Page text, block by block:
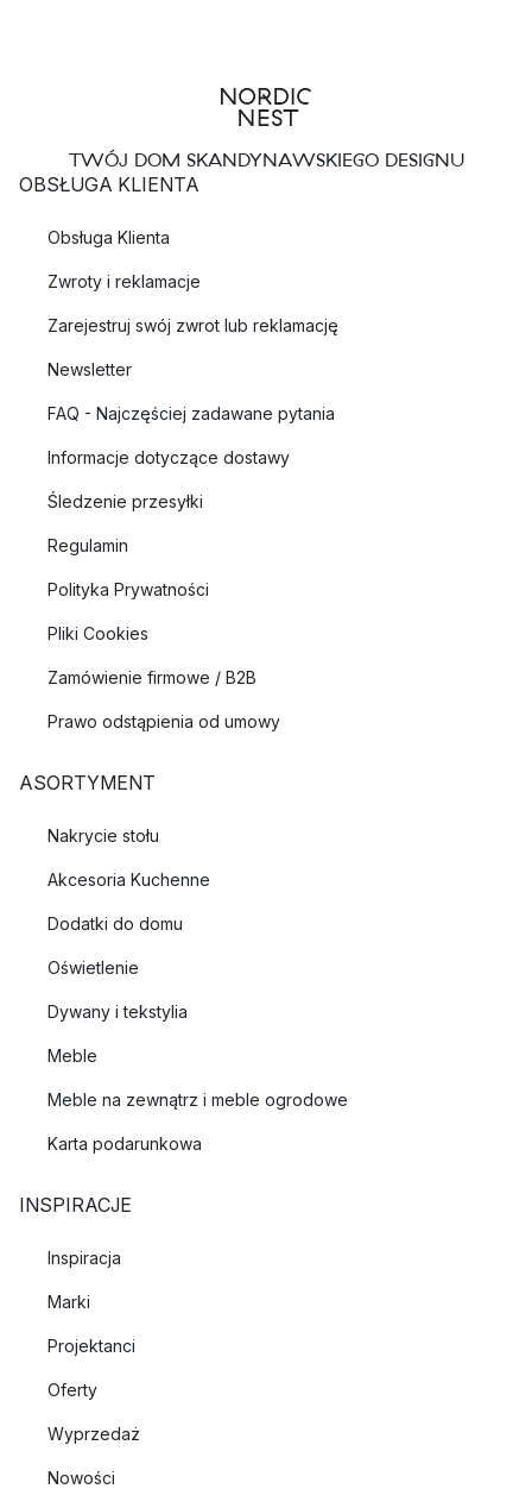
TWÓJ DOM SKANDYNAWSKIEGO DESIGNU
OBSŁUGA KLIENTA
Obsługa Klienta
Zwroty i reklamacje
Zarejestruj swój zwrot lub reklamację
Newsletter
FAQ - Najczęściej zadawane pytania
Informacje dotyczące dostawy
Śledzenie przesyłki
Regulamin
Polityka Prywatności
Pliki Cookies
Zamówienie firmowe / B2B
Prawo odstąpienia od umowy
ASORTYMENT
Nakrycie stołu
Akcesoria Kuchenne
Dodatki do domu
Oświetlenie
Dywany i tekstylia
Meble
Meble na zewnątrz i meble ogrodowe
Karta podarunkowa
INSPIRACJE
Inspiracja
Marki
Projektanci
Oferty
Wyprzedaż
Nowości